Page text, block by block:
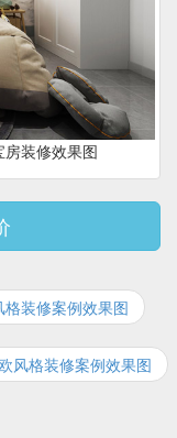
装修效果图
装修案例效果图
风格装修案例效果图